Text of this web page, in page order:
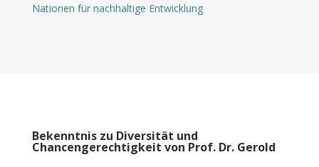
Nationen für nachhaltige Entwicklung
Bekenntnis zu Diversität und
Chancengerechtigkeit von Prof. Dr. Gerold